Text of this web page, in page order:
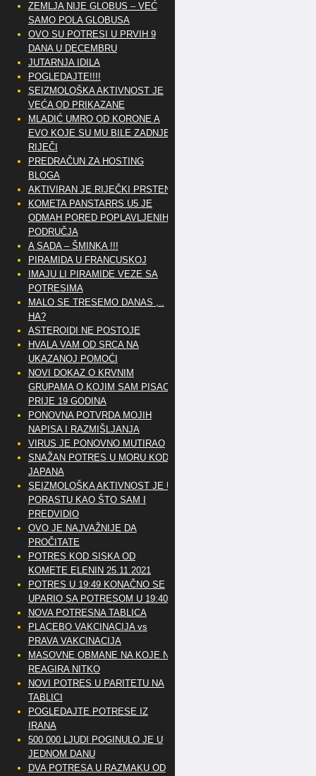
ZEMLJA NIJE GLOBUS – VEĆ
SAMO POLA GLOBUSA
OVO SU POTRESI U PRVIH 9
DANA U DECEMBRU
JUTARNJA IDILA
POGLEDAJTE!!!!
SEIZMOLOŠKA AKTIVNOST JE
VEĆA OD PRIKAZANE
MLADIĆ UMRO OD KORONE A
EVO KOJE SU MU BILE ZADNJE
RIJEČI
PREDRAČUN ZA HOSTING
BLOGA
AKTIVIRAN JE RIJEČKI PRSTEN
KOMETA PANSTARRS U5 JE
ODMAH PORED POPLAVLJENIH
PODRUČJA
A SADA – ŠMINKA !!!
PIRAMIDA U FRANCUSKOJ
IMAJU LI PIRAMIDE VEZE SA
POTRESIMA
MALO SE TRESEMO DANAS ,..
HA?
ASTEROIDI NE POSTOJE
HVALA VAM OD SRCA NA
UKAZANOJ POMOĆI
NOVI DOKAZ O KRVNIM
GRUPAMA O KOJIM SAM PISAO
PRIJE 19 GODINA
PONOVNA POTVRDA MOJIH
NAPISA I RAZMIŠLJANJA
VIRUS JE PONOVNO MUTIRAO
SNAŽAN POTRES U MORU KOD
JAPANA
SEIZMOLOŠKA AKTIVNOST JE U
PORASTU KAO ŠTO SAM I
PREDVIDIO
OVO JE NAJVAŽNIJE DA
PROČITATE
POTRES KOD SISKA OD
KOMETE ELENIN 25.11.2021
POTRES U 19:49 KONAČNO SE
UPARIO SA POTRESOM U 19:40
NOVA POTRESNA TABLICA
PLACEBO VAKCINACIJA vs
PRAVA VAKCINACIJA
MASOVNE OBMANE NA KOJE NE
REAGIRA NITKO
NOVI POTRES U PARITETU NA
TABLICI
POGLEDAJTE POTRESE IZ
IRANA
500 000 LJUDI POGINULO JE U
JEDNOM DANU
DVA POTRESA U RAZMAKU OD